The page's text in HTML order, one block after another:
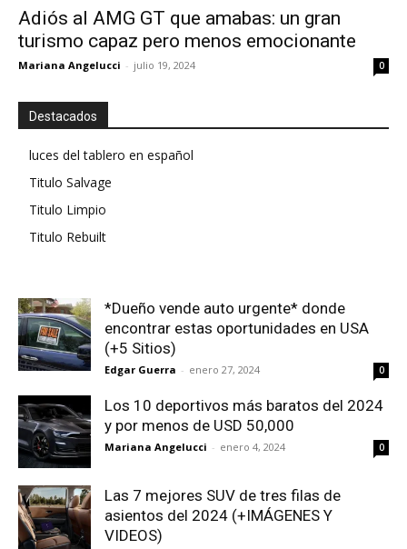
Adiós al AMG GT que amabas: un gran
turismo capaz pero menos emocionante
Mariana Angelucci - julio 19, 2024 0
Destacados
luces del tablero en español
Titulo Salvage
Titulo Limpio
Titulo Rebuilt
*Dueño vende auto urgente* donde
encontrar estas oportunidades en USA
(+5 Sitios)
Edgar Guerra - enero 27, 2024 0
Los 10 deportivos más baratos del 2024
y por menos de USD 50,000
Mariana Angelucci - enero 4, 2024 0
Las 7 mejores SUV de tres filas de
asientos del 2024 (+IMÁGENES Y
VIDEOS)